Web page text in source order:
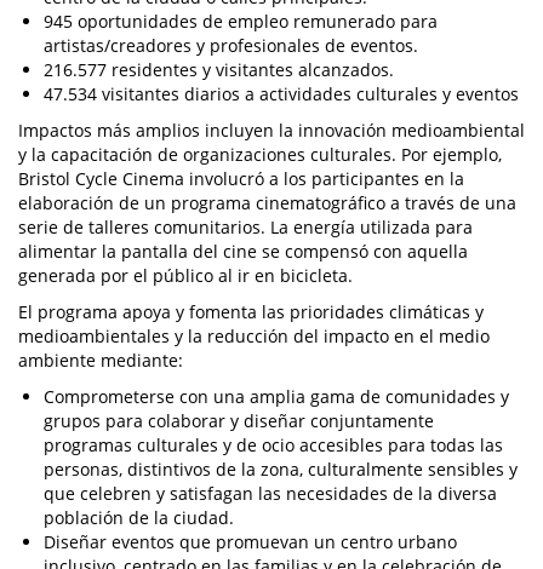
945 oportunidades de empleo remunerado para
artistas/creadores y profesionales de eventos.
216.577 residentes y visitantes alcanzados.
47.534 visitantes diarios a actividades culturales y eventos
Impactos más amplios incluyen la innovación medioambiental
y la capacitación de organizaciones culturales. Por ejemplo,
Bristol Cycle Cinema involucró a los participantes en la
elaboración de un programa cinematográfico a través de una
serie de talleres comunitarios. La energía utilizada para
alimentar la pantalla del cine se compensó con aquella
generada por el público al ir en bicicleta.
El programa apoya y fomenta las prioridades climáticas y
medioambientales y la reducción del impacto en el medio
ambiente mediante:
Comprometerse con una amplia gama de comunidades y
grupos para colaborar y diseñar conjuntamente
programas culturales y de ocio accesibles para todas las
personas, distintivos de la zona, culturalmente sensibles y
que celebren y satisfagan las necesidades de la diversa
población de la ciudad.
Diseñar eventos que promuevan un centro urbano